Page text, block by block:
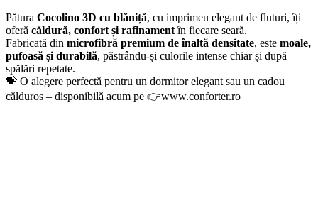
Pătura Cocolino 3D cu blăniță, cu imprimeu elegant de fluturi, îți
oferă căldură, confort și rafinamentîn fiecare seară.
Fabricată din microfibră premium de înaltă densitate, este moale,
pufoasă și durabilă, păstrându-și culorile intense chiar și după
spălări repetate.
💝 O alegere perfectă pentru un dormitor elegant sau un cadou
călduros – disponibilă acum pe 👉www.conforter.ro